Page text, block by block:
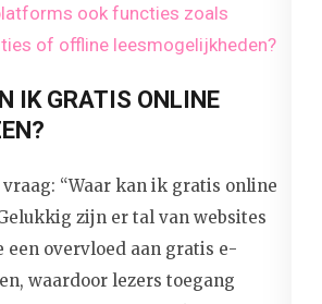
ook functies zoals
of offline leesmogelijkheden?
IK GRATIS ONLINE
“Waar kan ik gratis online
zijn er tal van websites
een overvloed aan gratis e-
waardoor lezers toegang